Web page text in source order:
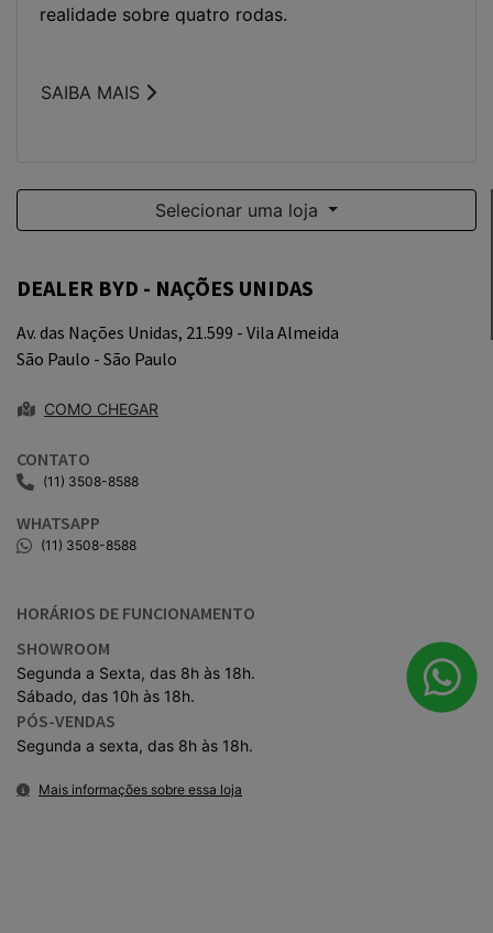
Av. das Nações Unidas, 21.599 - Vila Almeida
São Paulo - São Paulo
(11) 3508-8588
(11) 3508-8588
HORÁRIOS DE FUNCIONAMENTO
SHOWROOM
Segunda a Sexta, das 8h às 18h.
PÓS-VENDAS
Segunda a sexta, das 8h às 18h.
Mais informações sobre essa loja